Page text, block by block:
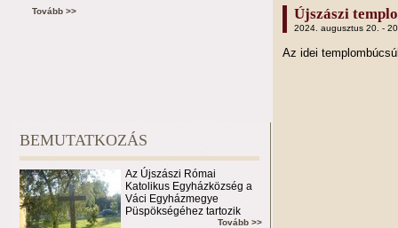
Tovább >> Újszászi
2024. augusztus 20. -
Az idei
BEMUTATKOZÁS
Az Újszászi Római
Katolikus Egyházközség a
Váci Egyházmegye
Püspökségéhez tartozik
Tovább >>